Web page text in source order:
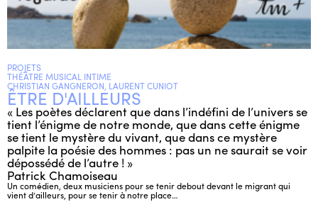
MÉDIATION
NOUS SOUTENIR
NEWSLETTER
CONTACTS
AGENDA
PROJETS
THÉÂTRE MUSICAL INTIME
CHRISTIAN GANGNERON, LAURENT CUNIOT
ÊTRE D'AILLEURS
« Les poètes déclarent que dans l’indéfini de l’univers se
tient l’énigme de notre monde, que dans cette énigme
se tient le mystère du vivant, que dans ce mystère
palpite la poésie des hommes : pas un ne saurait se voir
dépossédé de l’autre ! »
Patrick Chamoiseau
Un comédien, deux musiciens pour se tenir debout devant le migrant qui
vient d’ailleurs, pour se tenir à notre place…